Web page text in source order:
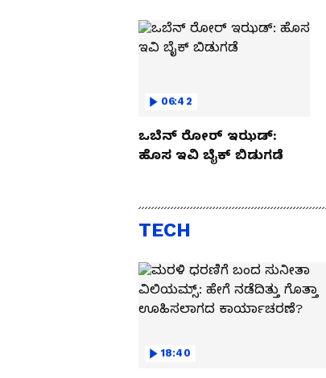
06:42
ಒಬೆನ್ ರೋರ್ ಇಝಡ್:
ಹೊಸ ಇವಿ ಬೈಕ್ ಬಿಡುಗಡೆ
TECH
18:40